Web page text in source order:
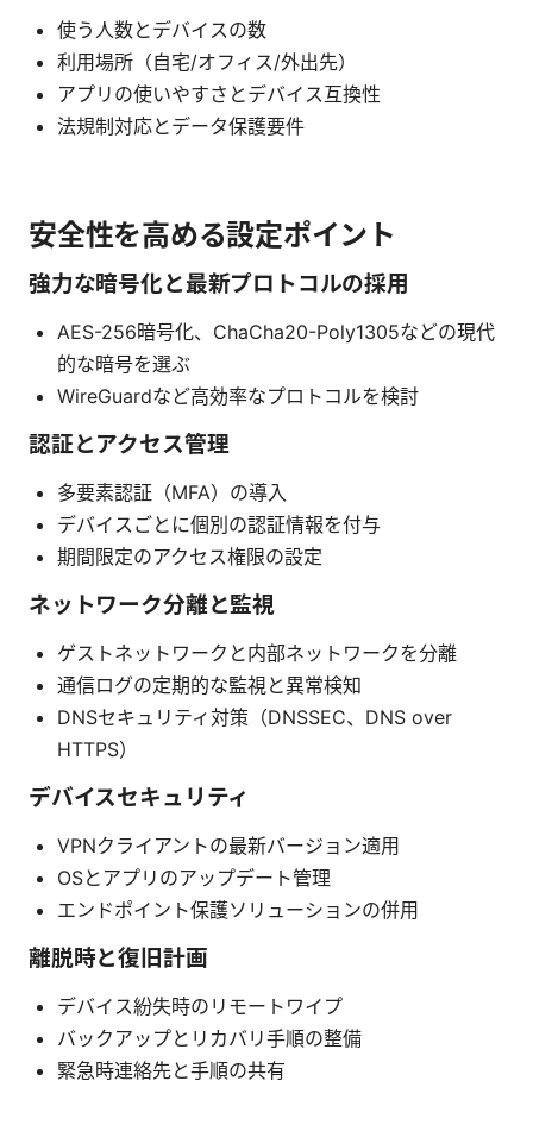
使う人数とデバイスの数
利用場所（自宅/オフィス/外出先）
アプリの使いやすさとデバイス互換性
法規制対応とデータ保護要件
安全性を高める設定ポイント
強力な暗号化と最新プロトコルの採用
AES-256暗号化、ChaCha20-Poly1305などの現代
的な暗号を選ぶ
WireGuardなど高効率なプロトコルを検討
認証とアクセス管理
多要素認証（MFA）の導入
デバイスごとに個別の認証情報を付与
期間限定のアクセス権限の設定
ネットワーク分離と監視
ゲストネットワークと内部ネットワークを分離
通信ログの定期的な監視と異常検知
DNSセキュリティ対策（DNSSEC、DNS over
HTTPS）
デバイスセキュリティ
VPNクライアントの最新バージョン適用
OSとアプリのアップデート管理
エンドポイント保護ソリューションの併用
離脱時と復旧計画
デバイス紛失時のリモートワイプ
バックアップとリカバリ手順の整備
緊急時連絡先と手順の共有